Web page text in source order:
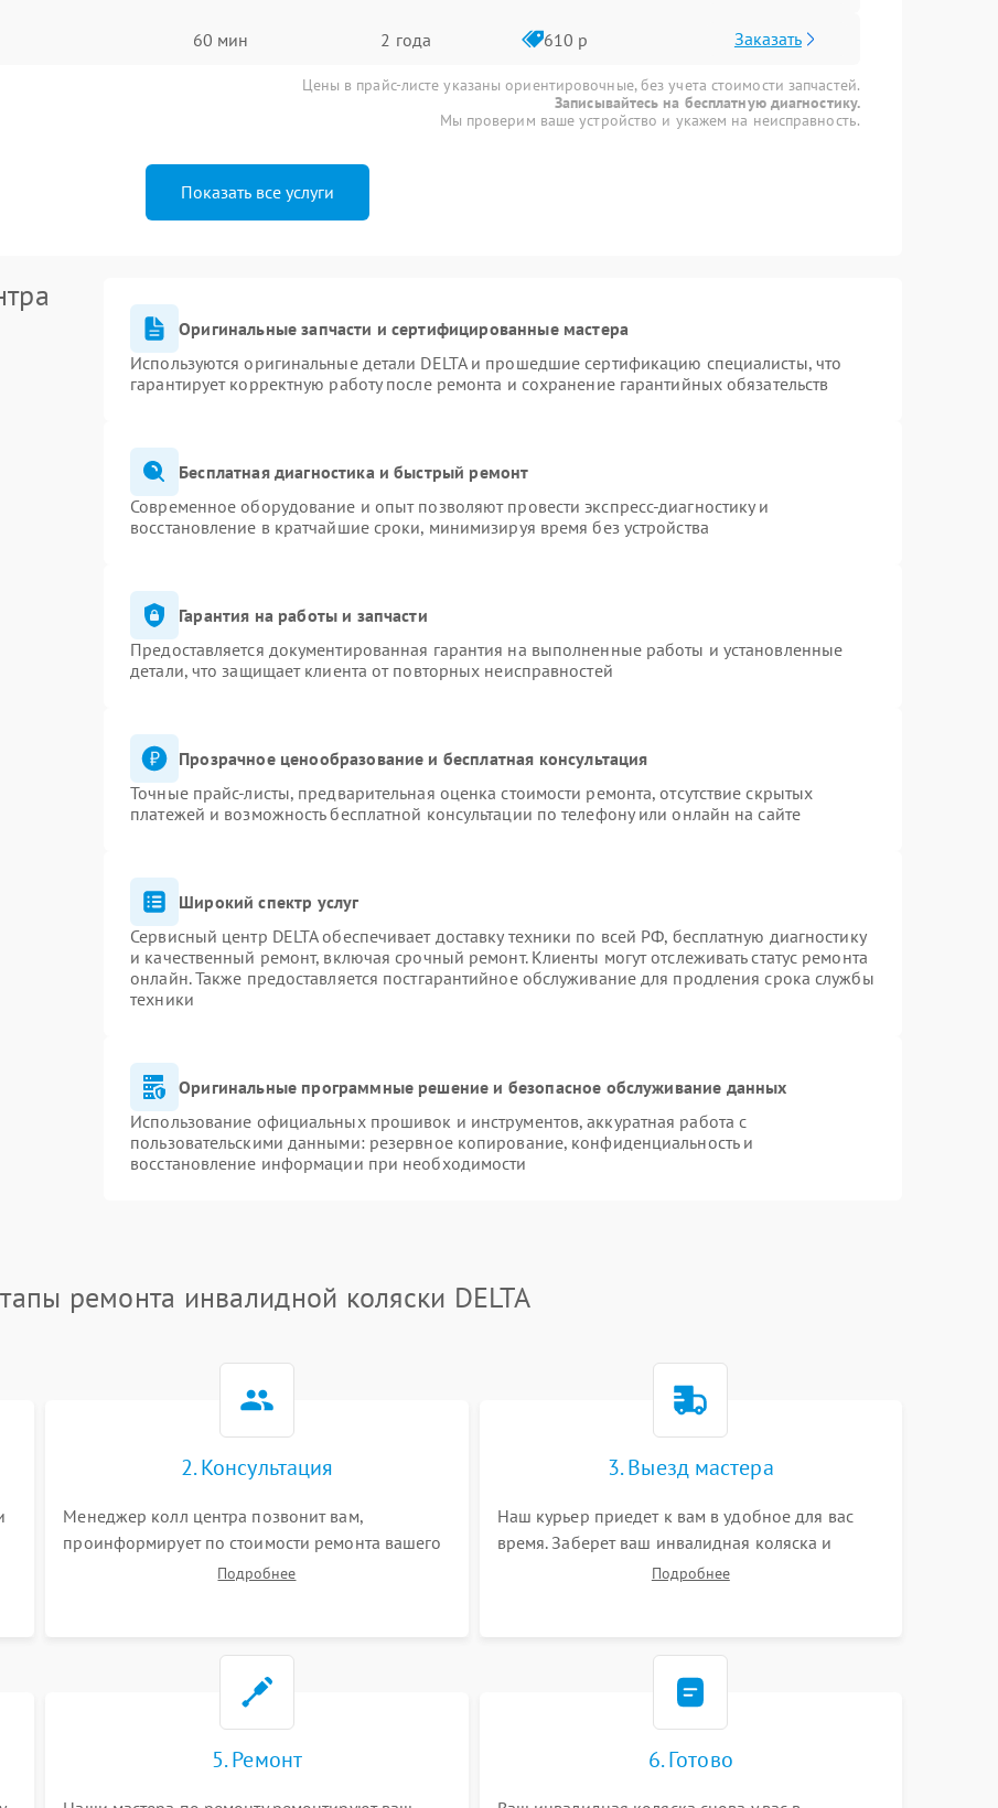
60 мин 2 года 610 р Заказать
Цены в прайс-листе указаны ориентировочные, без учета стоимости запчастей.
Записывайтесь на бесплатную диагностику.
Мы проверим ваше устройство и укажем на неисправность.
Показать все услуги
Оригинальные запчасти и сертифицированные мастера
Используются оригинальные детали DELTA и прошедшие сертификацию специалисты, что
гарантирует корректную работу после ремонта и сохранение гарантийных обязательств
Бесплатная диагностика и быстрый ремонт
Современное оборудование и опыт позволяют провести экспресс-диагностику и
восстановление в кратчайшие сроки, минимизируя время без устройства
Гарантия на работы и запчасти
Предоставляется документированная гарантия на выполненные работы и установленные
детали, что защищает клиента от повторных неисправностей
Прозрачное ценообразование и бесплатная консультация
Точные прайс-листы, предварительная оценка стоимости ремонта, отсутствие скрытых
платежей и возможность бесплатной консультации по телефону или онлайн на сайте
Широкий спектр услуг
Сервисный центр DELTA обеспечивает доставку техники по всей РФ, бесплатную диагностику
и качественный ремонт, включая срочный ремонт. Клиенты могут отслеживать статус ремонта
онлайн. Также предоставляется постгарантийное обслуживание для продления срока службы
техники
Оригинальные программные решение и безопасное обслуживание данных
Использование официальных прошивок и инструментов, аккуратная работа с
пользовательскими данными: резервное копирование, конфиденциальность и
восстановление информации при необходимости
ремонта инвалидной коляски DELTA
2. Консультация
Менеджер колл центра позвонит вам,
проинформирует по стоимости ремонта вашего
инвалидной коляски а также ответит на все
Подробнее
3. Выезд мастера
Наш курьер приедет к вам в удобное для вас
время. Заберет ваш инвалидная коляска и
привезет на склад для диагностики.
Подробнее
5. Ремонт 6. Готово